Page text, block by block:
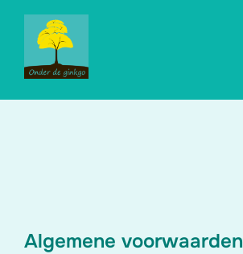
inhoud
Algemene voorwaarden